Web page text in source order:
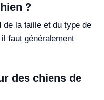
?
de la taille et du type de
faut généralement
des chiens de